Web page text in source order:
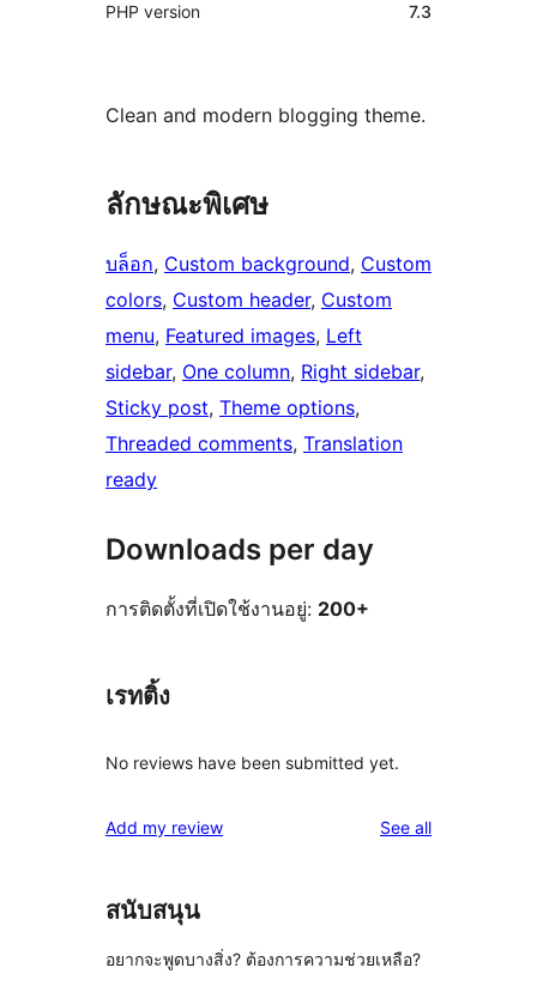
PHP version
7.3
Clean and modern blogging theme.
ลักษณะพิเศษ
บล็อก, Custom background, Custom
colors, Custom header, Custom
menu, Featured images, Left
sidebar, One column, Right sidebar
Sticky post, Theme options
Threaded comments, Translation
ready
Downloads per day
การติดตั้งที่เปิดใช้งานอยู่: 200+
เรทติ้ง
No reviews have been submitted yet.
Add my review See allreviews
สนับสนุน
อยากจะพูดบางสิ่ง? ต้องการความช่วยเหลือ?